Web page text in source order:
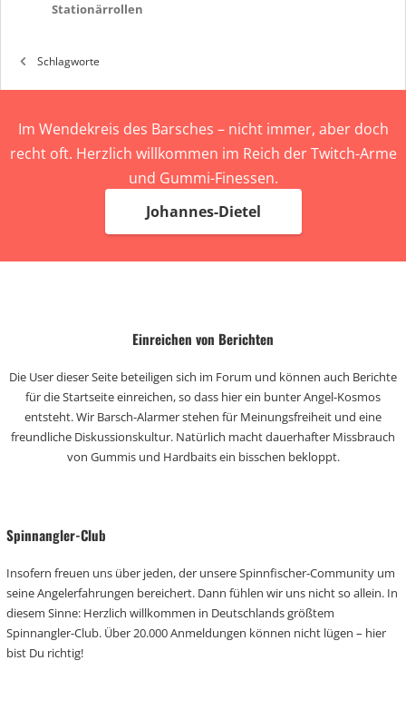
Stationärrollen
Schlagworte
Im Wendekreis des Barsches – nicht immer, aber doch
recht oft. Herzlich willkommen im Reich der Twitch-Arme
und Gummi-Finessen.
Johannes-Dietel
Einreichen von Berichten
Die User dieser Seite beteiligen sich im Forum und können auch Berichte
für die Startseite einreichen, so dass hier ein bunter Angel-Kosmos
entsteht. Wir Barsch-Alarmer stehen für Meinungsfreiheit und eine
freundliche Diskussionskultur. Natürlich macht dauerhafter Missbrauch
von Gummis und Hardbaits ein bisschen bekloppt.
Spinnangler-Club
Insofern freuen uns über jeden, der unsere Spinnfischer-Community um
seine Angelerfahrungen bereichert. Dann fühlen wir uns nicht so allein. In
diesem Sinne: Herzlich willkommen in Deutschlands größtem
Spinnangler-Club. Über 20.000 Anmeldungen können nicht lügen – hier
bist Du richtig!